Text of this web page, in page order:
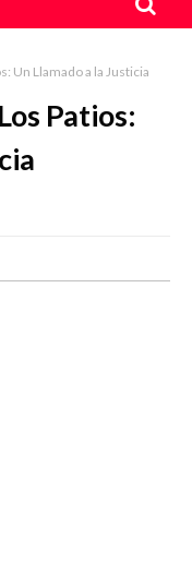
Un Llamado a la Justicia
Patios: